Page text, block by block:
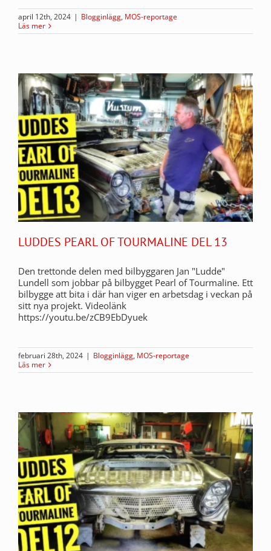
april 12th, 2024 | Blogginlägg, MOS-reportage
Läs mer
LUDDES PEARL OF TOURMALINE DEL 13
Den trettonde delen med bilbyggaren Jan "Ludde"
Lundell som jobbar på bilbygget Pearl of Tourmaline. Ett
bilbygge att bita i där han viger en arbetsdag i veckan på
sitt nya projekt. Videolänk
https://youtu.be/zCB9EbDyuek
februari 28th, 2024 | Blogginlägg, MOS-reportage
Läs mer